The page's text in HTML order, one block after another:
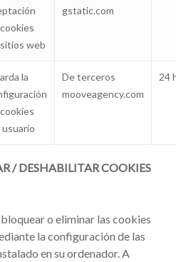
web
gstatic.com
la
usuario
De terceros
mooveagency.com
24
/ DESHABILITAR COOKIES
o eliminar las cookies
la configuración de las
en su ordenador. A